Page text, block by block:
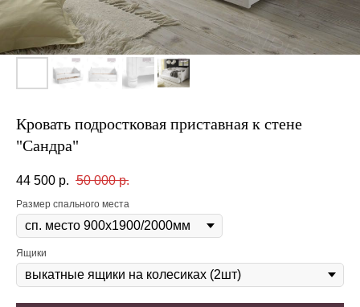
Кровать подростковая приставная к стене
"Сандра"
44 500 р. 50 000 р.
Размер спального места
Ящики